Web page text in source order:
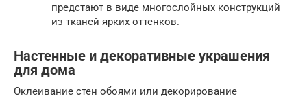
предстают в виде многослойных конструкций
из тканей ярких оттенков.
Настенные и декоративные украшения
для дома
Оклеивание стен обоями или декорирование